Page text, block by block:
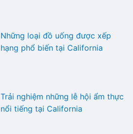
Những loại đồ uống được xếp
hạng phổ biến tại California
Trải nghiệm những lễ hội ẩm thực
nổi tiếng tại California